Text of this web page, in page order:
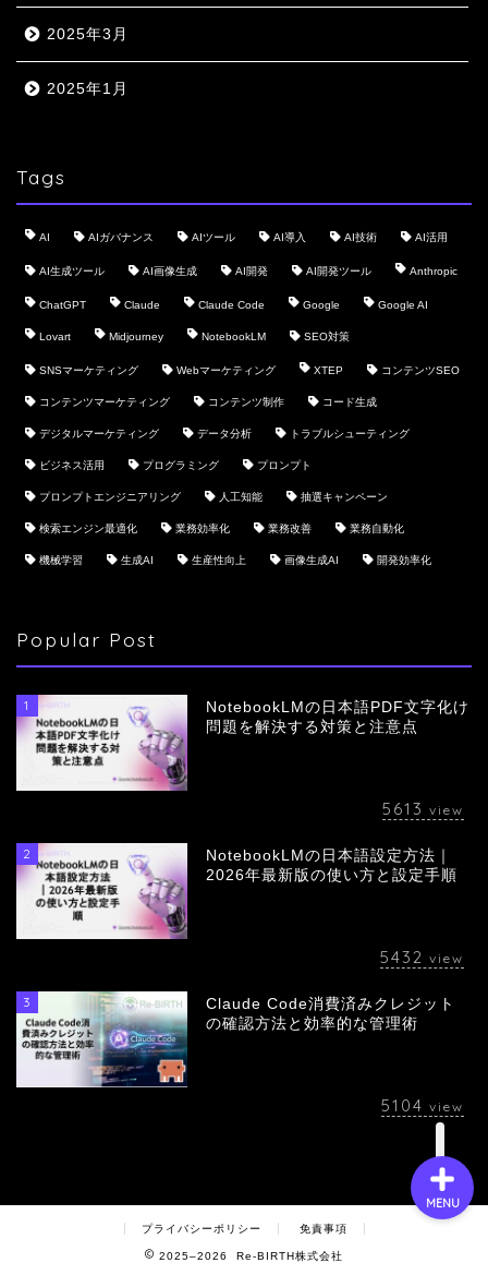
2025年3月
2025年1月
Tags
AI AIガバナンス AIツール AI導入 AI技術 AI活用
AI生成ツール AI画像生成 AI開発 AI開発ツール Anthropic
ChatGPT Claude Claude Code Google Google AI
Lovart Midjourney NotebookLM SEO対策
SNSマーケティング Webマーケティング XTEP コンテンツSEO
コンテンツマーケティング コンテンツ制作 コード生成
デジタルマーケティング データ分析 トラブルシューティング
ビジネス活用 プログラミング プロンプト
プロンプトエンジニアリング 人工知能 抽選キャンペーン
検索エンジン最適化 業務効率化 業務改善 業務自動化
機械学習 生成AI 生産性向上 画像生成AI 開発効率化
Popular Post
1
NotebookLMの日本語PDF文字化け
問題を解決する対策と注意点
5613 view
2
NotebookLMの日本語設定方法｜
2026年最新版の使い方と設定手順
5432 view
3
Claude Code消費済みクレジット
の確認方法と効率的な管理術
5104 view
プライバシーポリシー 免責事項
2025–2026 Re-BIRTH株式会社
MENU
会社概要
採用情報